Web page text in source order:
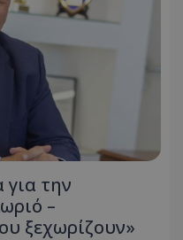
για την
–
ξεχωρίζουν»